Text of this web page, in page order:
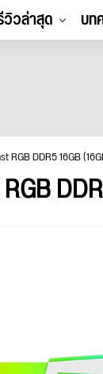
วล่าสุด บ
RGB DDR5 16GB